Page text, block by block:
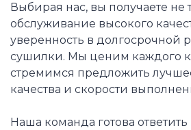
Выбирая нас, вы получаете не
обслуживание высокого
уверенность в долгосрочной
сушилки. Мы ценим каждого
стремимся предложить
качества и скорости
Наша команда готова